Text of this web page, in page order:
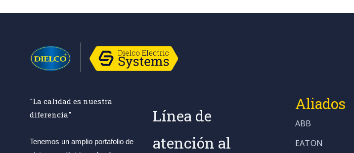
"La calidad es nuestra
diferencia"
Tenemos un amplio portafolio de
Línea de
atención al
Aliados
ABB
EATON